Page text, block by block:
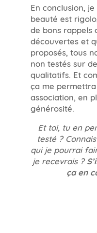
En conclusion,
beauté est
de bons rappels
découvertes et
proposés, tous
non testés sur
qualitatifs. Et
ça me
association, en
générosité.
Et toi, tu en
testé ?
qui je pourrai
je recevrais ?
ça en